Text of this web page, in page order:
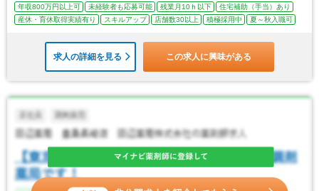
年収800万円以上可 未経験者も応募可能 残業月10ｈ以下
住宅補助（手当）あり
産休・育休取得実績有り
スキルアップ 店舗数30以上 積極採用中 夏～秋入職可
求人の詳細を見る この求人に興味がある